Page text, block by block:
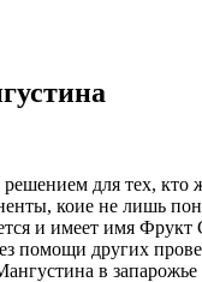
для тех, кто
коие не лишь
и имеет имя Фрукт
других
в